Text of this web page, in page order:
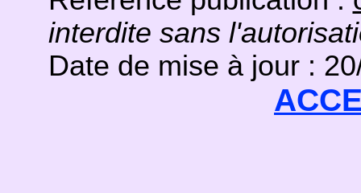
interdite sans
Date de mise à jour :